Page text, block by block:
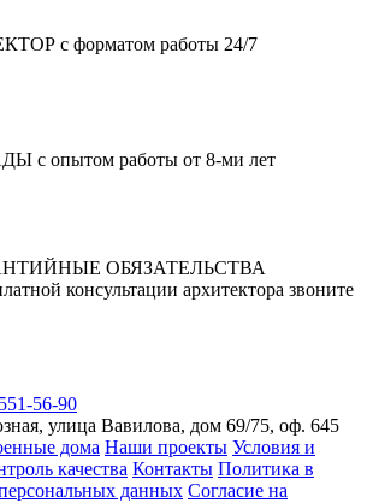
с форматом работы 24/7
с опытом работы от 8-ми лет
ОБЯЗАТЕЛЬСТВА
консультации архитектора звоните
56-90
улица Вавилова, дом 69/75, оф. 645
дома Наши проекты Условия и
качества Контакты Политика в
данных Согласие на